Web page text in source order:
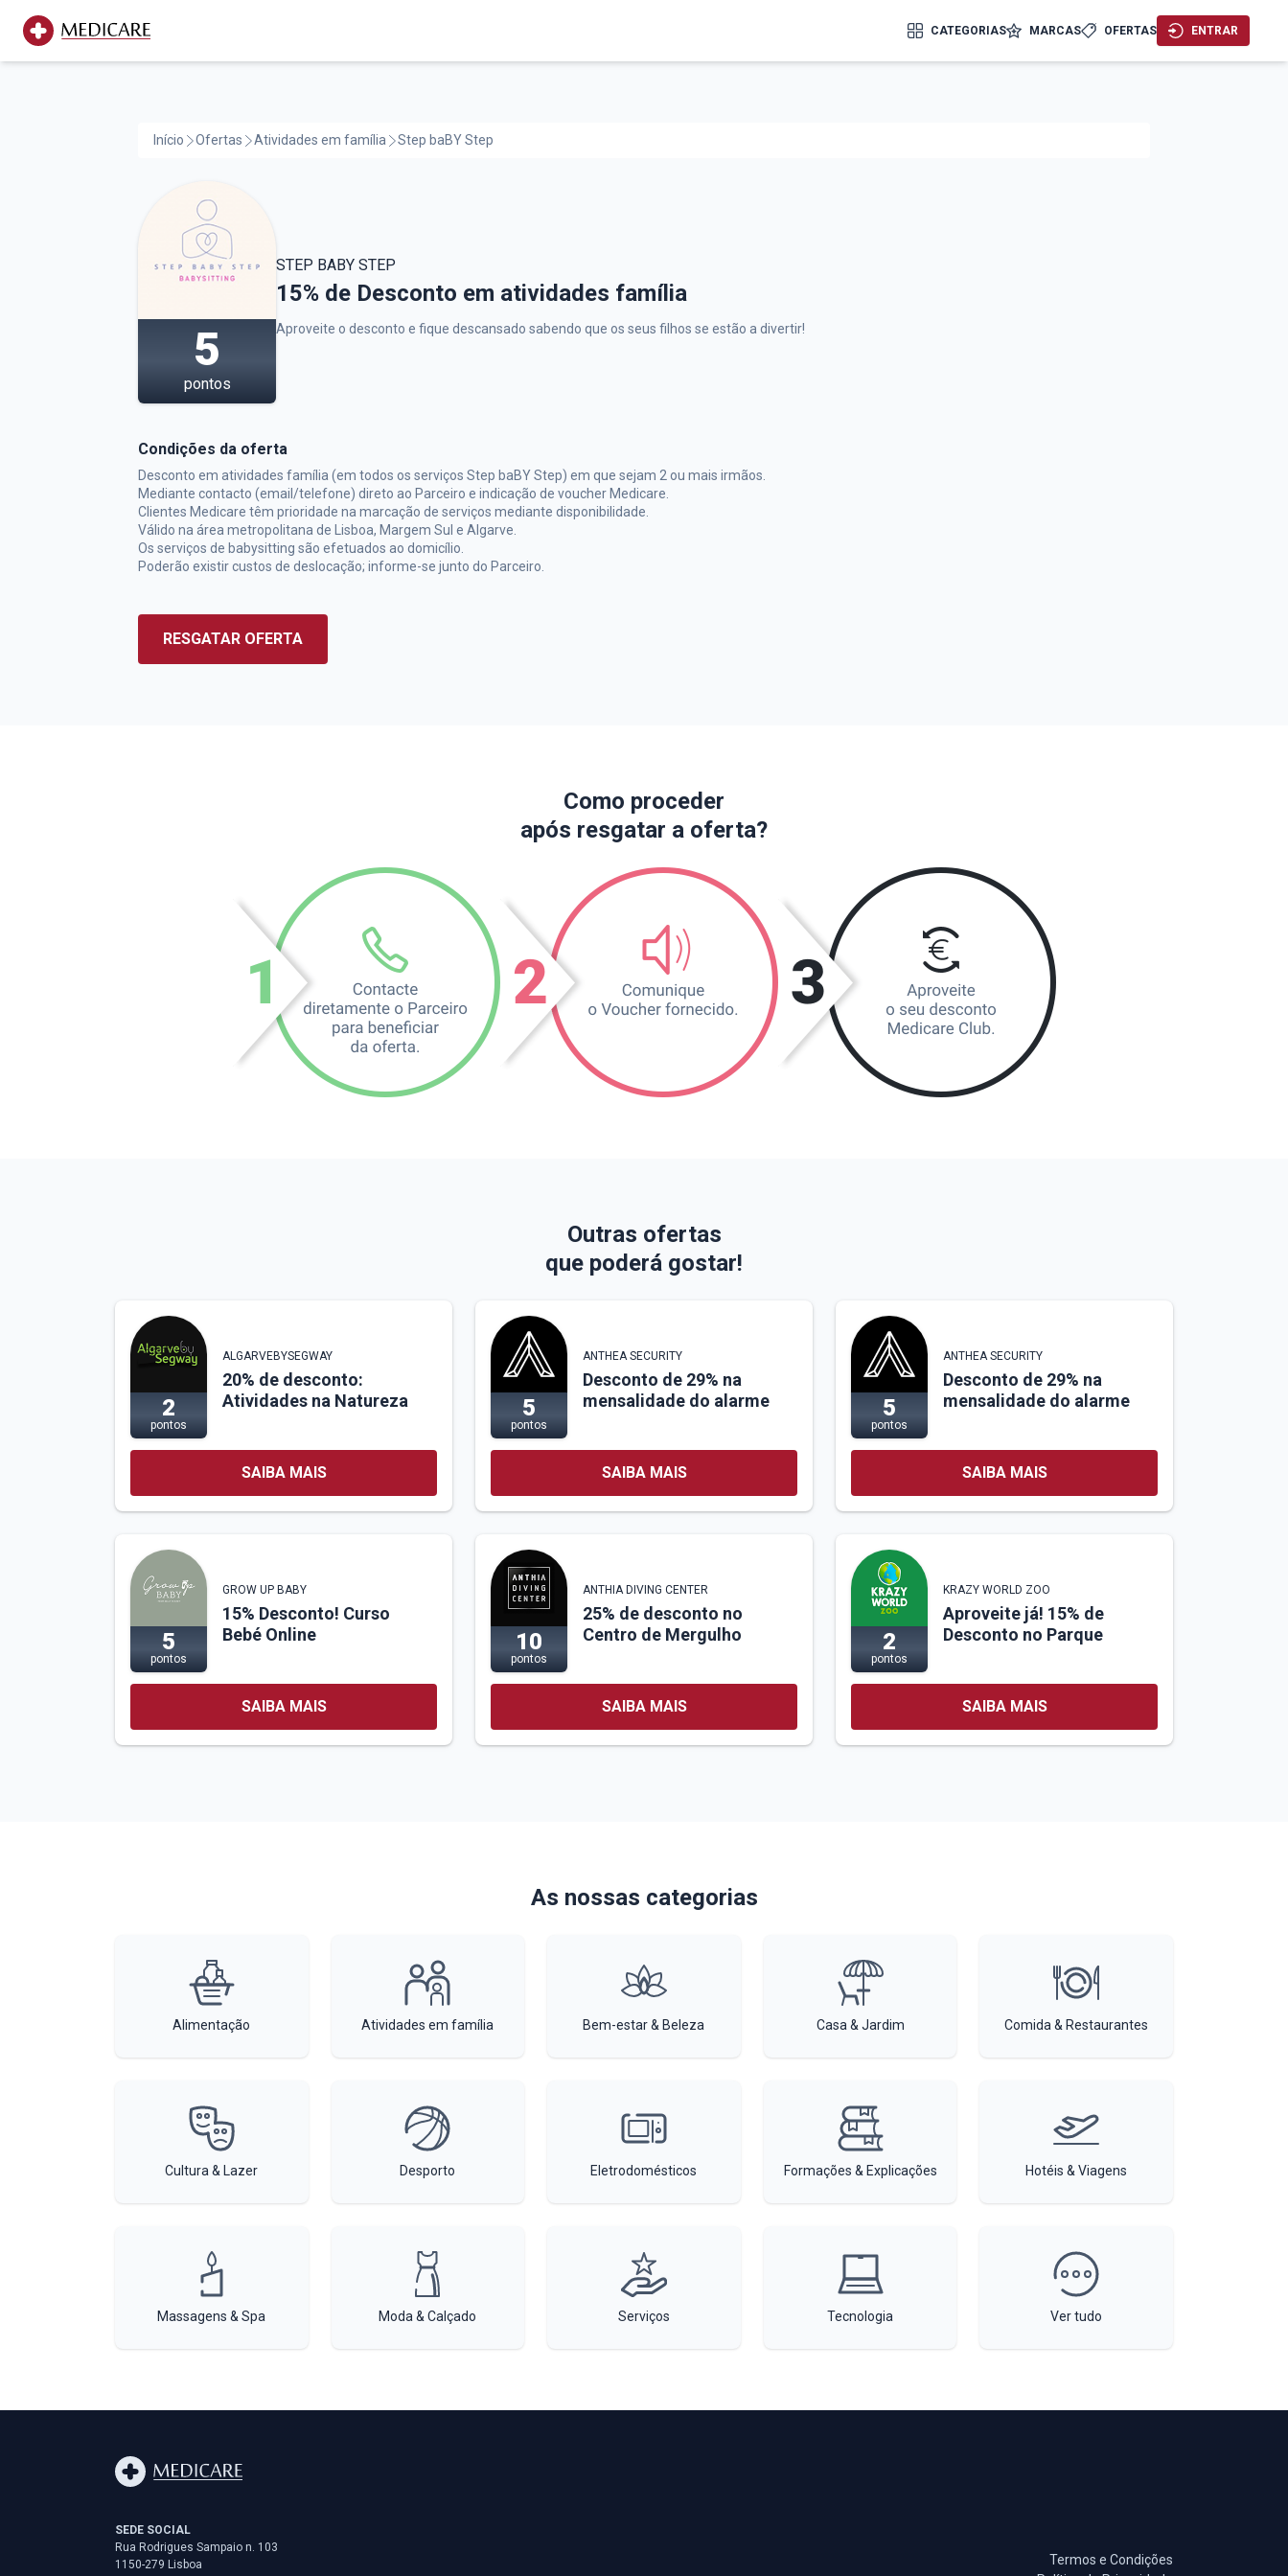
CATEGORIAS MARCAS OFERTAS ENTRAR
Início Ofertas Atividades em família Step baBY Step
5
pontos
STEP BABY STEP
Step baBY Step,
15% de Desconto em atividades família
Aproveite o desconto e fique descansado sabendo que os seus filhos se estão a divertir!
Condições da oferta
Desconto em atividades família (em todos os serviços Step baBY Step) em que sejam 2 ou mais irmãos.
Mediante contacto (email/telefone) direto ao Parceiro e indicação de voucher Medicare.
Clientes Medicare têm prioridade na marcação de serviços mediante disponibilidade.
Válido na área metropolitana de Lisboa, Margem Sul e Algarve.
Os serviços de babysitting são efetuados ao domicílio.
Poderão existir custos de deslocação; informe-se junto do Parceiro.
RESGATAR OFERTA
Como proceder
após resgatar a oferta?
Outras ofertas
que poderá gostar!
2
pontos
ALGARVEBYSEGWAY
20% de desconto:
Atividades na Natureza
SAIBA MAIS
5
pontos
ANTHEA SECURITY
Desconto de 29% na
mensalidade do alarme
SAIBA MAIS
5
pontos
ANTHEA SECURITY
Desconto de 29% na
mensalidade do alarme
SAIBA MAIS
5
pontos
GROW UP BABY
15% Desconto! Curso
Bebé Online
SAIBA MAIS
10
pontos
ANTHIA DIVING CENTER
25% de desconto no
Centro de Mergulho
SAIBA MAIS
2
pontos
KRAZY WORLD ZOO
Aproveite já! 15% de
Desconto no Parque
SAIBA MAIS
As nossas categorias
Alimentação Atividades em família Bem-estar & Beleza Casa & Jardim Comida & Restaurantes
Cultura & Lazer Desporto Eletrodomésticos Formações & Explicações Hotéis & Viagens
Massagens & Spa Moda & Calçado Serviços Tecnologia Ver tudo
Termos e Condições
SEDE SOCIAL
Rua Rodrigues Sampaio n. 103
1150-279 Lisboa